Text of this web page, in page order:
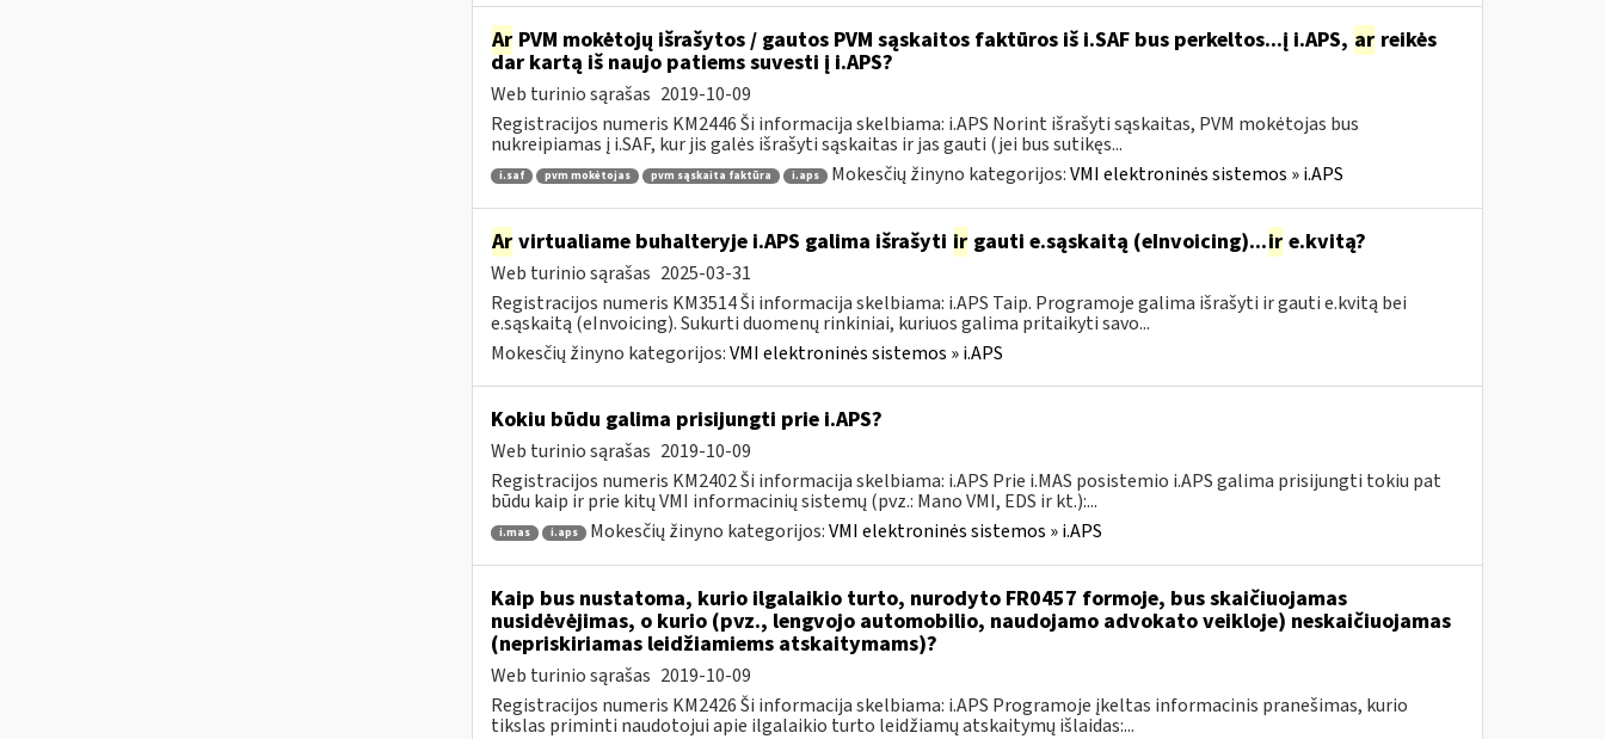
ArPVM mokėtojų išrašytos / gautos PVM sąskaitos faktūros iš i.SAF bus perkeltos...į i.APS, arreikės
dar kartą iš naujo patiems suvesti į i.APS?
Web turinio sąrašas 2019-10-09
Registracijos numeris KM2446 Ši informacija skelbiama: i.APS Norint išrašyti sąskaitas, PVM mokėtojas bus
nukreipiamas į i.SAF, kur jis galės išrašyti sąskaitas ir jas gauti (jei bus sutikęs...
i.saf pvm mokėtojas pvm sąskaita faktūra i.aps Mokesčių žinyno kategorijos:VMI elektroninės sistemos » i.APS
Arvirtualiame buhalteryje i.APS galima išrašyti irgauti e.sąskaitą (eInvoicing)...ire.kvitą?
Web turinio sąrašas 2025-03-31
Registracijos numeris KM3514 Ši informacija skelbiama: i.APS Taip. Programoje galima išrašyti ir gauti e.kvitą bei
e.sąskaitą (eInvoicing). Sukurti duomenų rinkiniai, kuriuos galima pritaikyti savo...
Mokesčių žinyno kategorijos:VMI elektroninės sistemos » i.APS
Kokiu būdu galima prisijungti prie i.APS?
Web turinio sąrašas 2019-10-09
Registracijos numeris KM2402 Ši informacija skelbiama: i.APS Prie i.MAS posistemio i.APS galima prisijungti tokiu pat
būdu kaip ir prie kitų VMI informacinių sistemų (pvz.: Mano VMI, EDS ir kt.):...
i.mas i.aps Mokesčių žinyno kategorijos:VMI elektroninės sistemos » i.APS
Kaip bus nustatoma, kurio ilgalaikio turto, nurodyto FR0457 formoje, bus skaičiuojamas
nusidėvėjimas, o kurio (pvz., lengvojo automobilio, naudojamo advokato veikloje) neskaičiuojamas
(nepriskiriamas leidžiamiems atskaitymams)?
Web turinio sąrašas 2019-10-09
Registracijos numeris KM2426 Ši informacija skelbiama: i.APS Programoje įkeltas informacinis pranešimas, kurio
tikslas priminti naudotojui apie ilgalaikio turto leidžiamų atskaitymų išlaidas:...